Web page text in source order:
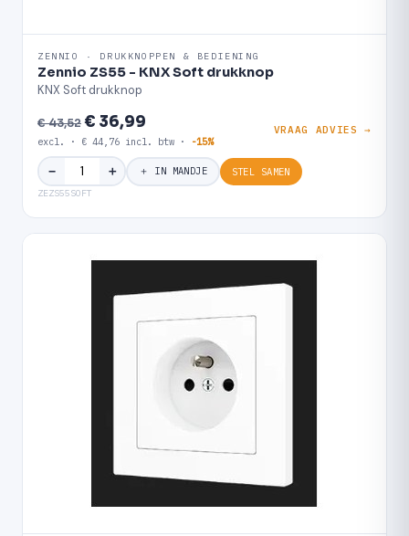
ZENNIO · DRUKKNOPPEN & BEDIENING
Zennio ZS55 - KNX Soft drukknop
KNX Soft drukknop
€ 43,52€ 36,99
excl. · € 44,76 incl. btw · -15%
VRAAG ADVIES →
− ＋ ＋ IN MANDJE STEL SAMEN
ZEZS55SOFT